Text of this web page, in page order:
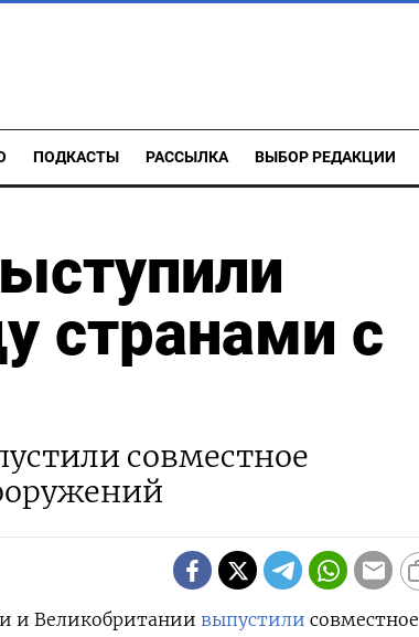
ПОДКАСТЫ РАССЫЛКА ВЫБОР РЕДАКЦИИ
странами с
совместное
и Великобритании выпустили совместное